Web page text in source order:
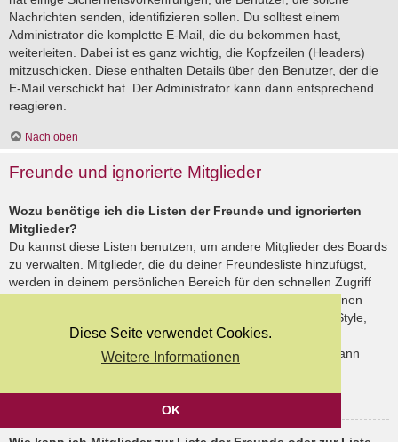
Diese Seite verwendet Cookies.
Weitere Informationen
OK
Nachrichten senden, identifizieren sollen. Du solltest einem
Administrator die komplette E-Mail, die du bekommen hast,
weiterleiten. Dabei ist es ganz wichtig, die Kopfzeilen (Headers)
mitzuschicken. Diese enthalten Details über den Benutzer, der die
E-Mail verschickt hat. Der Administrator kann dann entsprechend
reagieren.
Nach oben
Freunde und ignorierte Mitglieder
Wozu benötige ich die Listen der Freunde und ignorierten
Mitglieder?
Du kannst diese Listen benutzen, um andere Mitglieder des Boards
zu verwalten. Mitglieder, die du deiner Freundesliste hinzufügst,
werden in deinem persönlichen Bereich für den schnellen Zugriff
aufgelistet. Du siehst dort deren Onlinestatus und kannst ihnen
schnell eine Private Nachricht senden. Abhängig von dem Style,
den du verwendest, können Beiträge deiner Freunde auch
hervorgehoben sein. Wenn du einen Benutzer ignorierst, dann